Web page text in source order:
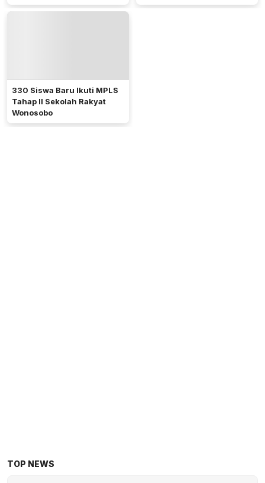
Dana PSR
Menjabat
330 Siswa Baru Ikuti MPLS
Tahap II Sekolah Rakyat
Wonosobo
TOP NEWS